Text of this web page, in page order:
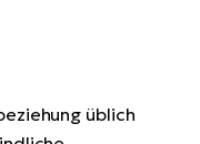
üblich